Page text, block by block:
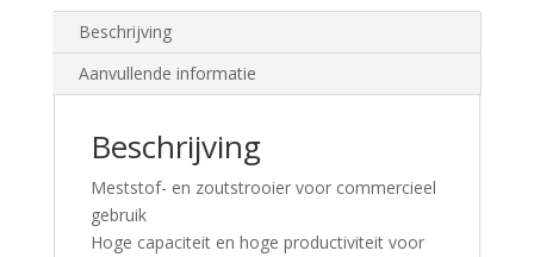
Beschrijving
Aanvullende informatie
Beschrijving
Meststof- en zoutstrooier voor commercieel
gebruik
Hoge capaciteit en hoge productiviteit voor